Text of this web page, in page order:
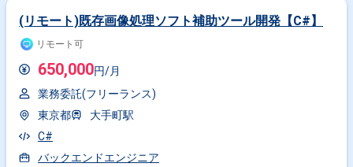
(リモート)既存画像処理ソフト補助ツール開発【C#】
リモート可
650,000円/月
業務委託(フリーランス)
東京都
大手町駅
C#
バックエンドエンジニア